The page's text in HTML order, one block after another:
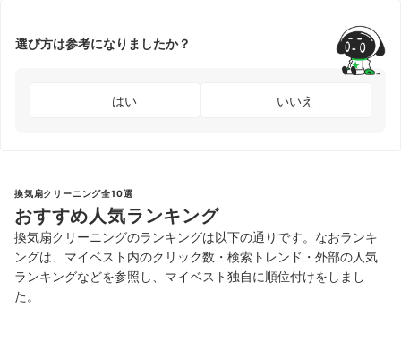
選び方は参考になりましたか？
はい いいえ
換気扇クリーニング全10選
おすすめ人気ランキング
換気扇クリーニングのランキングは以下の通りです。なおランキ
ングは、マイベスト内のクリック数・検索トレンド・外部の人気
ランキングなどを参照し、マイベスト独自に順位付けをしまし
た。